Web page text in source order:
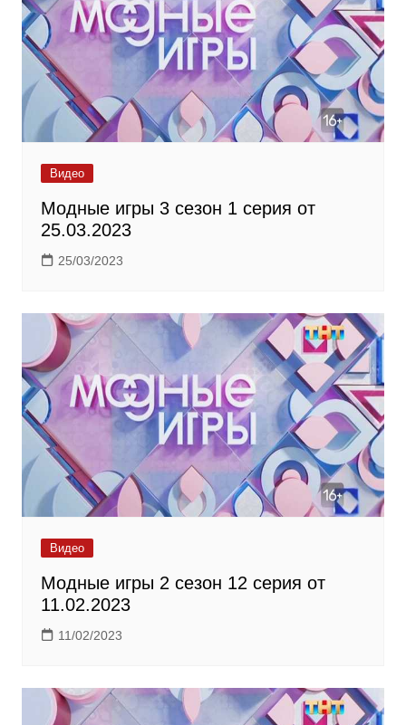
Видео
Модные игры 3 сезон 1 серия от
25.03.2023
25/03/2023
Видео
Модные игры 2 сезон 12 серия от
11.02.2023
11/02/2023